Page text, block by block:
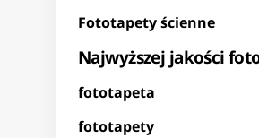
Fototapety ścienne
Najwyższej jakości
fototapeta
fototapety